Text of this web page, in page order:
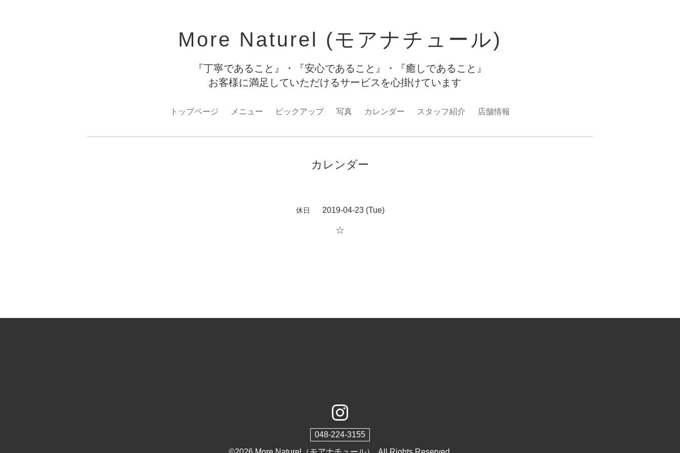
More Naturel (モアナチュール)
『丁寧であること』・『安心であること』・『癒しであること』
お客様に満足していただけるサービスを心掛けています
トップページ メニュー ピックアップ 写真 カレンダー スタッフ紹介 店舗情報
カレンダー
休日 2019-04-23 (Tue)
☆
048-224-3155